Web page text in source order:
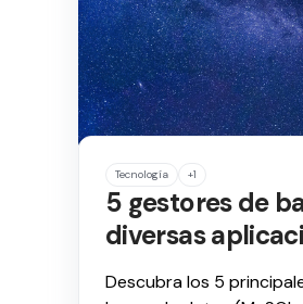
Tecnología +1
5 gestores de
diversas
Descubra los 5